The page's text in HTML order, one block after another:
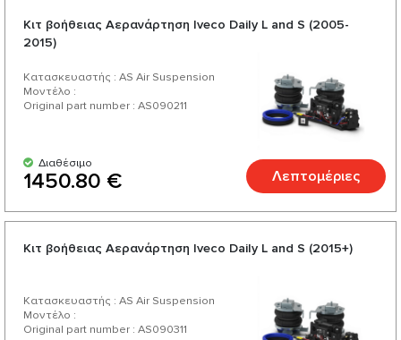
Κιτ βοήθειας Αερανάρτηση Iveco Daily L and S (2005-
2015)
Κατασκευαστής : AS Air Suspension
Μοντέλο :
Original part number : AS090211
Διαθέσιμο
1450.80 € Λεπτομέριες
Κιτ βοήθειας Αερανάρτηση Iveco Daily L and S (2015+)
Κατασκευαστής : AS Air Suspension
Μοντέλο :
Original part number : AS090311